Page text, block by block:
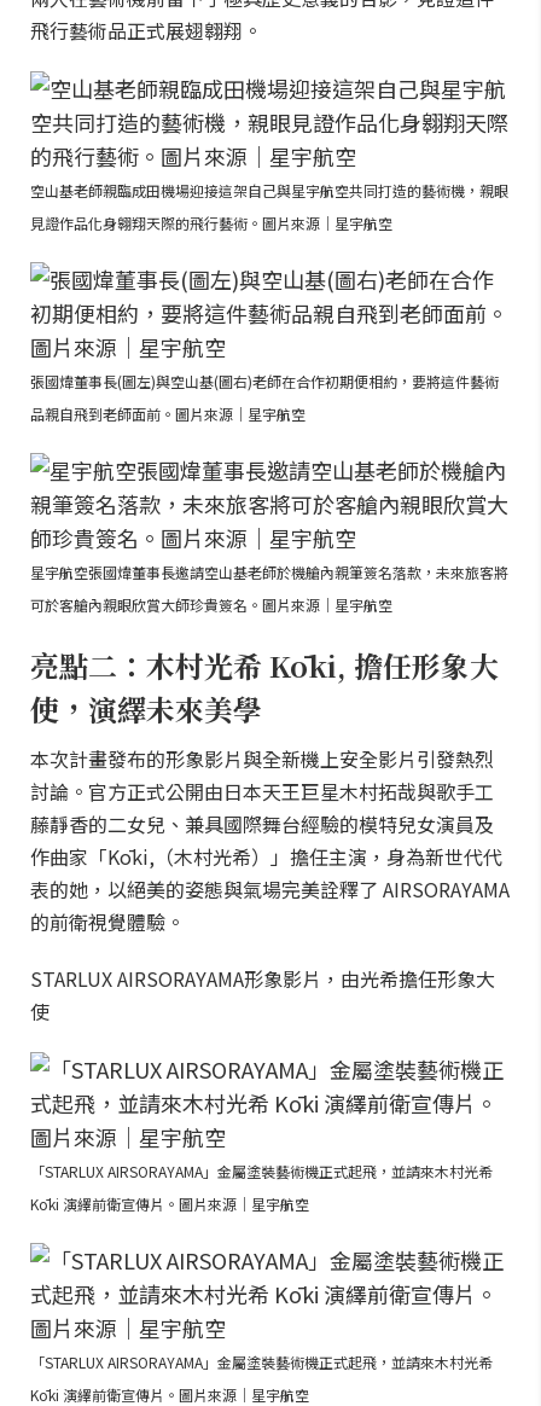
飛行藝術品正式展翅翱翔。
空山基老師親臨成田機場迎接這架自己與星宇航空共同打造的藝術機，親眼
見證作品化身翱翔天際的飛行藝術。圖片來源｜星宇航空
張國煒董事長(圖左)與空山基(圖右)老師在合作初期便相約，要將這件藝術
品親自飛到老師面前。圖片來源｜星宇航空
星宇航空張國煒董事長邀請空山基老師於機艙內親筆簽名落款，未來旅客將
可於客艙內親眼欣賞大師珍貴簽名。圖片來源｜星宇航空
亮點二：木村光希 Kōki, 擔任形象大
使，演繹未來美學
本次計畫發布的形象影片與全新機上安全影片引發熱烈
討論。官方正式公開由日本天王巨星木村拓哉與歌手工
藤靜香的二女兒、兼具國際舞台經驗的模特兒女演員及
作曲家「Kōki,（木村光希）」擔任主演，身為新世代代
表的她，以絕美的姿態與氣場完美詮釋了 AIRSORAYAMA
的前衛視覺體驗。
STARLUX AIRSORAYAMA形象影片，由光希擔任形象大
使
「STARLUX AIRSORAYAMA」金屬塗裝藝術機正式起飛，並請來木村光希
Kōki 演繹前衛宣傳片。圖片來源｜星宇航空
「STARLUX AIRSORAYAMA」金屬塗裝藝術機正式起飛，並請來木村光希
Kōki 演繹前衛宣傳片。圖片來源｜星宇航空